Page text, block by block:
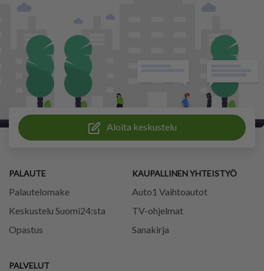
Aloita keskustelu
PALAUTE
Palautelomake
Keskustelu Suomi24:sta
Opastus
PALVELUT
KAUPALLINEN YHTEISTYÖ
Auto1 Vaihtoautot
TV-ohjelmat
Sanakirja